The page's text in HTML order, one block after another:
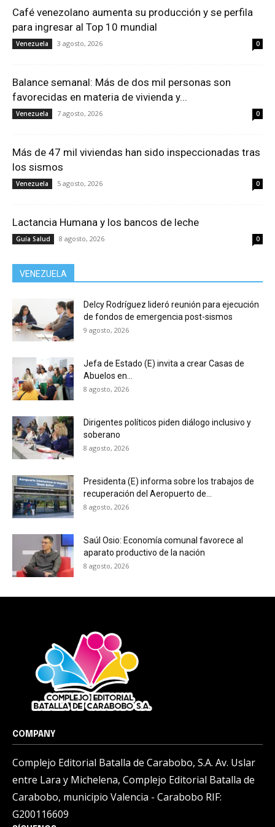
Café venezolano aumenta su producción y se perfila
para ingresar al Top 10 mundial
Venezuela 3 agosto, 2026 0
Balance semanal: Más de dos mil personas son
favorecidas en materia de vivienda y...
Venezuela 7 agosto, 2026 0
Más de 47 mil viviendas han sido inspeccionadas tras
los sismos
Venezuela 5 agosto, 2026 0
Lactancia Humana y los bancos de leche
Guía Salud 8 agosto, 2026 0
VENEZUELA
Delcy Rodríguez lideró reunión para ejecución
de fondos de emergencia post-sismos
9 agosto, 2026
Jefa de Estado (E) invita a crear Casas de
Abuelos en...
8 agosto, 2026
Dirigentes políticos piden diálogo inclusivo y
soberano
8 agosto, 2026
Presidenta (E) informa sobre los trabajos de
recuperación del Aeropuerto de...
8 agosto, 2026
Saúl Osio: Economía comunal favorece al
aparato productivo de la nación
8 agosto, 2026
COMPANY
Complejo Editorial Batalla de Carabobo, S.A. Av. Uslar
entre Lara y Michelena, Complejo Editorial Batalla de
Carabobo, municipio Valencia - Carabobo RIF:
G200116609